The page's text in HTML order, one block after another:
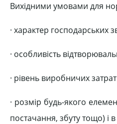
Вихідними умовами для
· характер господарських
· особливість
· рівень виробничих
· розмір будь-якого
постачання, збуту тощо)